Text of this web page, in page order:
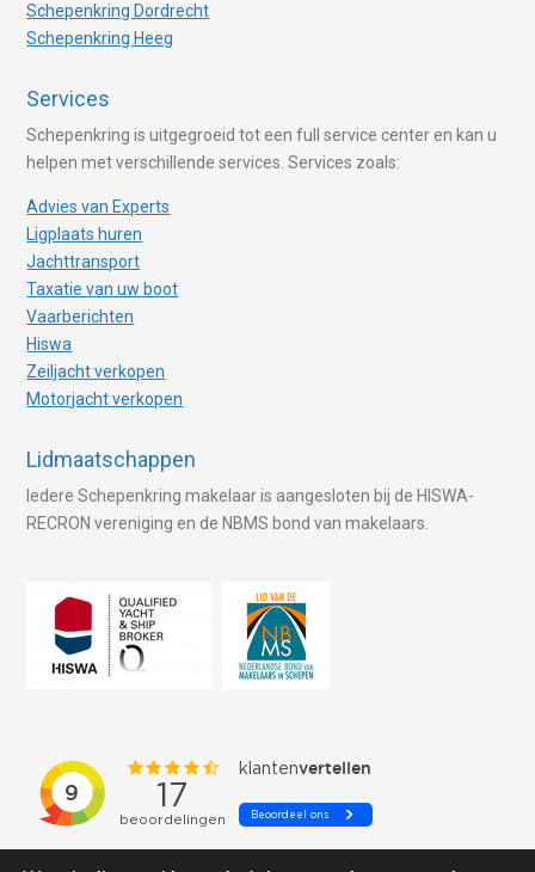
Schepenkring Dordrecht
Schepenkring Heeg
Services
Schepenkring is uitgegroeid tot een full service center en kan u
helpen met verschillende services. Services zoals:
Advies van Experts
Ligplaats huren
Jachttransport
Taxatie van uw boot
Vaarberichten
Hiswa
Zeiljacht verkopen
Motorjacht verkopen
Lidmaatschappen
Iedere Schepenkring makelaar is aangesloten bij de HISWA-
RECRON vereniging en de NBMS bond van makelaars.